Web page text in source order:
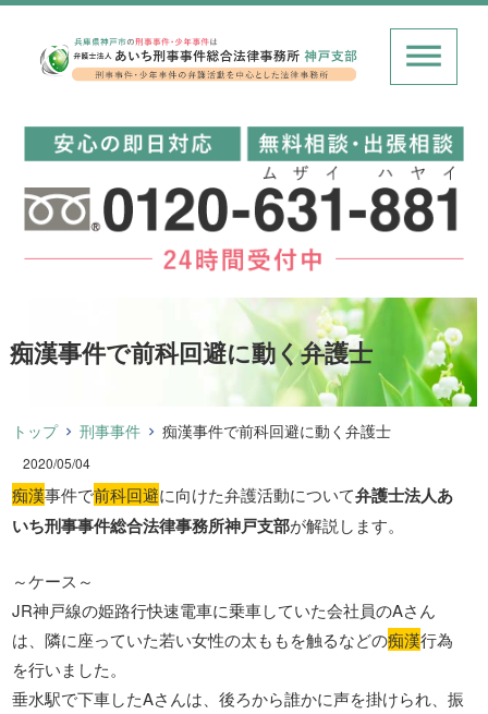
痴漢事件で前科回避に動く弁護士
トップ 刑事事件 痴漢事件で前科回避に動く弁護士
2020/05/04
痴漢事件で前科回避に向けた弁護活動について弁護士法人あ
いち刑事事件総合法律事務所神戸支部が解説します。
～ケース～
JR神戸線の姫路行快速電車に乗車していた会社員のAさん
は、隣に座っていた若い女性の太ももを触るなどの痴漢行為
を行いました。
垂水駅で下車したAさんは、後ろから誰かに声を掛けられ、振